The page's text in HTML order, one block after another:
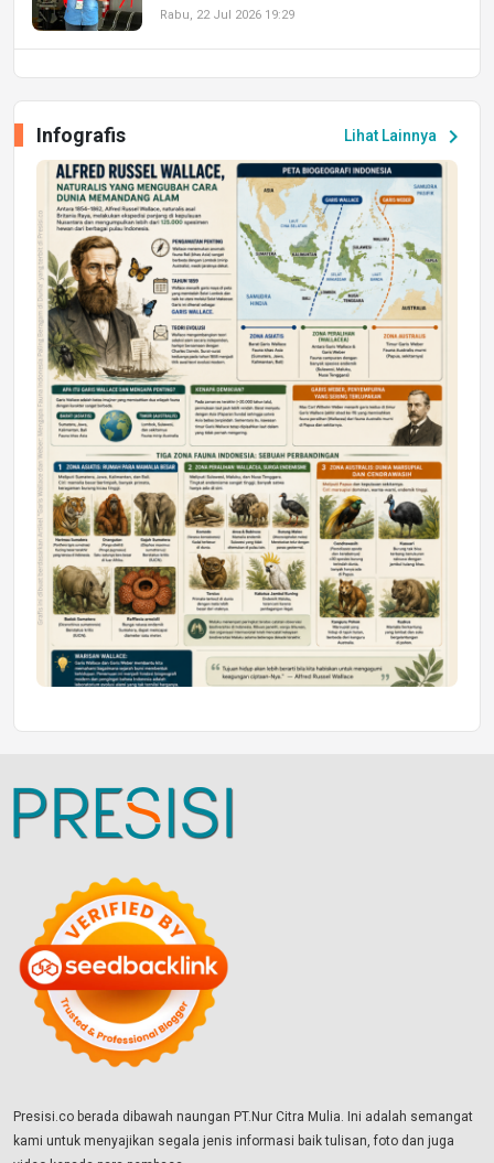
Rabu, 22 Jul 2026 19:29
Peluang Kerja dan Magang
Jumat, 17 Jul 2026 22:30
DAERAH
Astra Motor Kalimantan Timur 2 Dukung
Mahasiswa Samarinda dalam Astra
Honda SDGs Future Leaders 2026
Jumat, 10 Jul 2026 19:01
Lihat Lainnya chevron_right
Infografis
Presisi.co berada dibawah naungan PT.Nur Citra Mulia. Ini adalah semangat
kami untuk menyajikan segala jenis informasi baik tulisan, foto dan juga